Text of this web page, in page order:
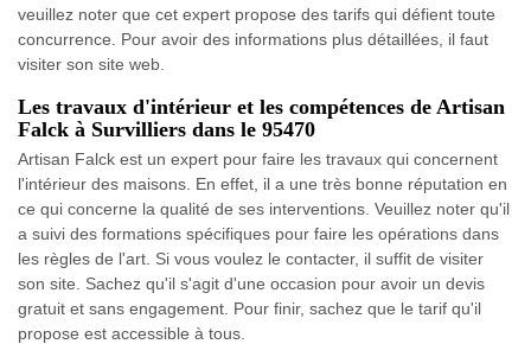
veuillez noter que cet expert propose des tarifs qui défient toute
concurrence. Pour avoir des informations plus détaillées, il faut
visiter son site web.
Les travaux d'intérieur et les compétences de Artisan
Falck à Survilliers dans le 95470
Artisan Falck est un expert pour faire les travaux qui concernent
l'intérieur des maisons. En effet, il a une très bonne réputation en
ce qui concerne la qualité de ses interventions. Veuillez noter qu'il
a suivi des formations spécifiques pour faire les opérations dans
les règles de l'art. Si vous voulez le contacter, il suffit de visiter
son site. Sachez qu'il s'agit d'une occasion pour avoir un devis
gratuit et sans engagement. Pour finir, sachez que le tarif qu'il
propose est accessible à tous.